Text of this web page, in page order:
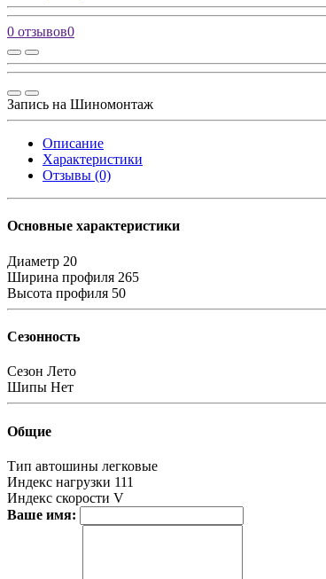
0 отзывов0
Запись на Шиномонтаж
Описание
Характеристики
Отзывы (0)
Основные характеристики
Диаметр 20
Ширина профиля 265
Высота профиля 50
Сезонность
Сезон Лето
Шипы Нет
Общие
Тип автошины легковые
Индекс нагрузки 111
Индекс скорости V
Ваше имя: